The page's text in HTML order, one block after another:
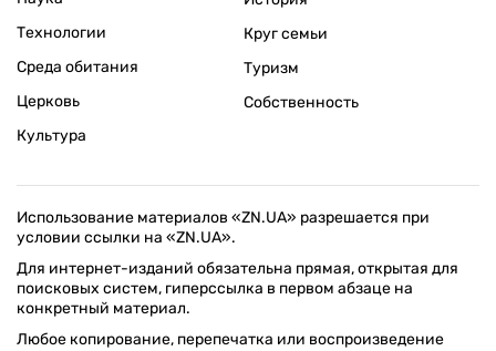
Технологии
Среда обитания
Церковь
Культура
Круг семьи
Туризм
Собственность
Использование материалов «ZN.UA» разрешается при
условии ссылки на «ZN.UA».
Для интернет-изданий обязательна прямая, открытая для
поисковых систем, гиперссылка в первом абзаце на
конкретный материал.
Любое копирование, перепечатка или воспроизведение